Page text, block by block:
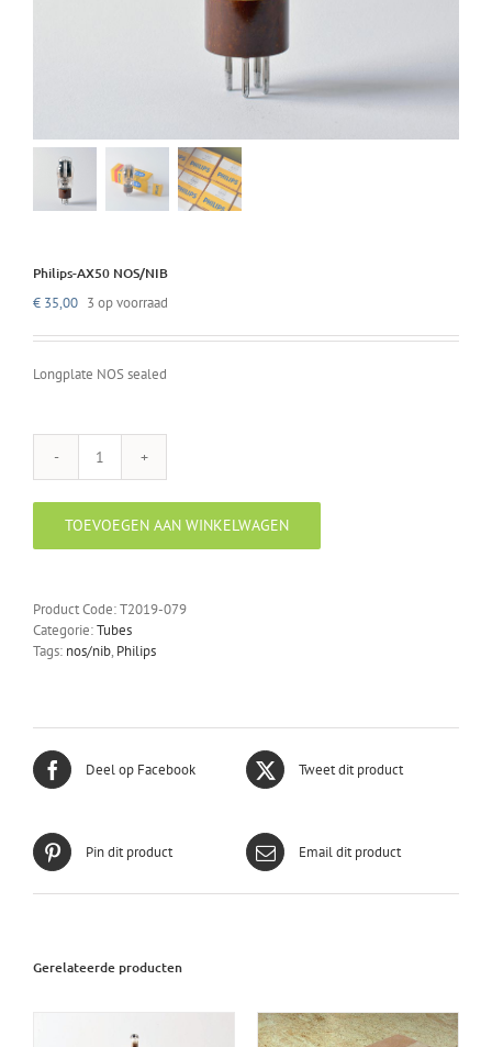
Philips-AX50 NOS/NIB
€ 35,00 3 op voorraad
Longplate NOS sealed
Philips-
NOS/NIB
aantal
TOEVOEGEN AAN WINKELWAGEN
Product Code:T2019-079
Categorie:Tubes
Tags: nos/nib, Philips
Deel op Facebook Tweet dit product
Pin dit product Email dit product
Gerelateerde producten